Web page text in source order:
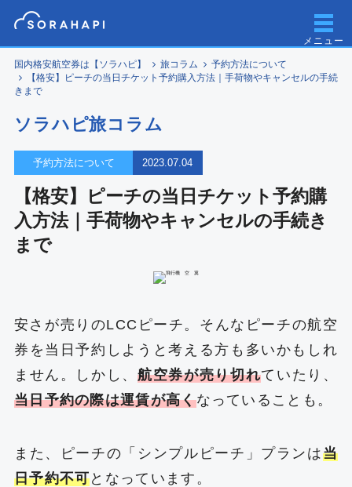
メニュー
国内格安航空券は【ソラハピ】 旅コラム
予約方法について
【格安】ピーチの当日チケット予約購入方法｜手荷物やキャンセルの手続
きまで
ソラハピ旅コラム
予約方法について 2023.07.04
【格安】ピーチの当日チケット予約購
入方法｜手荷物やキャンセルの手続き
まで
安さが売りのLCCピーチ。そんなピーチの航空
券を当日予約しようと考える方も多いかもしれ
ません。しかし、航空券が売り切れていたり、
当日予約の際は運賃が高くなっていることも。
また、ピーチの「シンプルピーチ」プランは当
日予約不可となっています。